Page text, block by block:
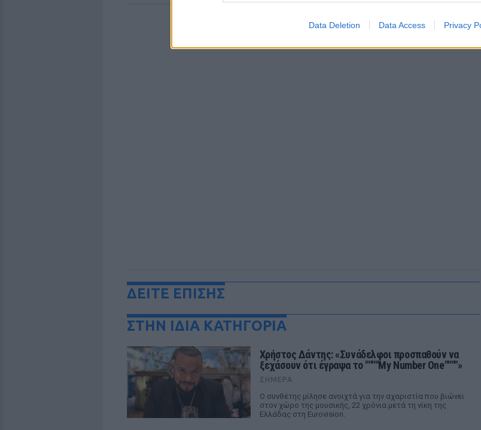
Data Deletion Data Access Privacy
ΔΙΑΦΗΜΙΣΗ
ΔΕΙΤΕ ΕΠΙΣΗΣ
ΣΤΗΝ ΙΔΙΑ ΚΑΤΗΓΟΡΙΑ
Χρήστος Δάντης: «Συνάδελφοι προσπαθούν να
ξεχάσουν ότι έγραψα το """"My Number One""""»
ΣΉΜΕΡΑ
Ο συνθέτης μίλησε ανοιχτά για την αχαριστία που βιώνει
στον χώρο της μουσικής, 22 χρόνια μετά τη νίκη της
Ελλάδας στη Eurovision.